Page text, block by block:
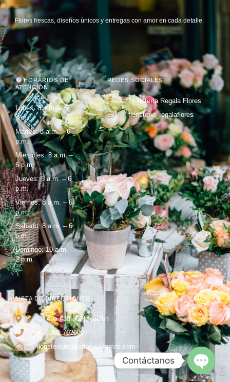
LISTA DE DIRECCIONES
Cl. 49a #38-66, Medellín
+57 301 7026007
floristeriaregalaflores@gmail.com
REDES SOCIALES
Floristería Regala Flores
floristeria_regalaflores
HORARIOS DE
ATENCIÓN:
Lunes: 8 a.m. – 6
p.m.
Martes: 8 a.m. – 6
p.m.
Miercoles: 8 a.m. –
6 p.m.
Jueves: 8 a.m. – 6
p.m.
Viernes: 8 a.m. – 6
p.m.
Sábado: 8 a.m. – 6
p.m.
Domingo: 10 a.m. –
2 p.m.
Flores frescas, diseños únicos y entregas con amor en cada detalle.
Contáctanos
Open